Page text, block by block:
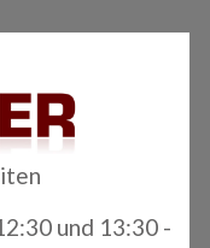
und 13:30 -